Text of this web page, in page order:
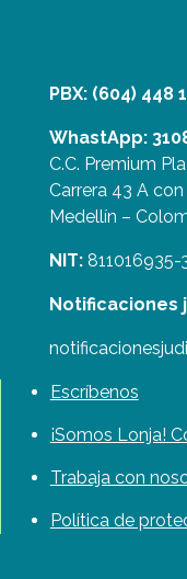
PBX: (604) 448
WhastApp:
C.C. Premium
Carrera 43 A
Medellín –
NIT:811016935-
Notificaciones
Escríbenos
¡Somos Lonja!
Trabaja con
Política de